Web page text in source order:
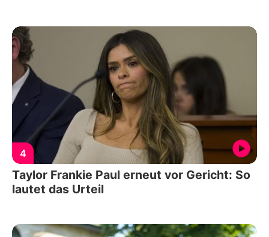
4
Taylor Frankie Paul erneut vor Gericht: So
lautet das Urteil